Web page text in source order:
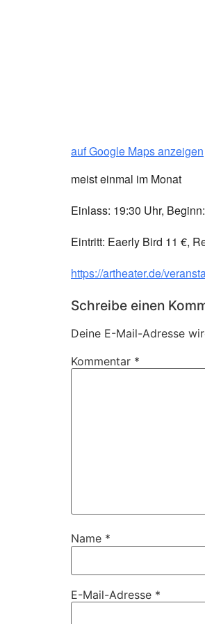
auf Google Maps anzeigen
meist einmal im Monat
Einlass: 19:30 Uhr,
Eintritt: Eaerly Bird 11 €,
https://artheater.de/
Schreibe einen
Deine E-Mail-Adresse
Kommentar *
Name *
E-Mail-Adresse *